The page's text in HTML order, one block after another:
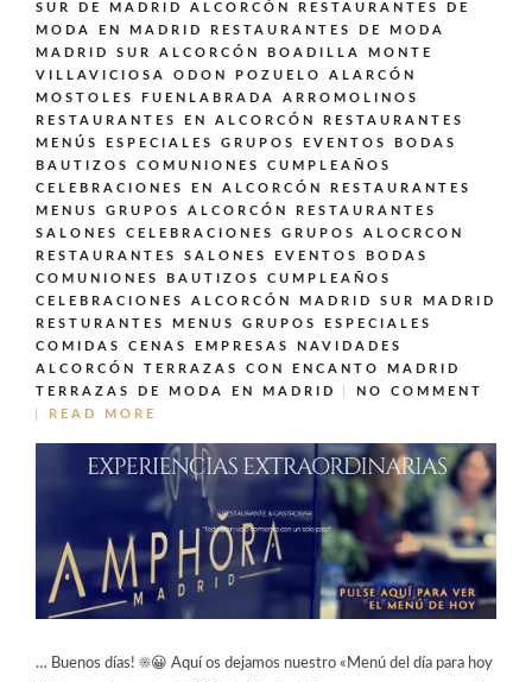
SUR DE MADRID ALCORCÓN
RESTAURANTES DE
MODA EN MADRID
RESTAURANTES DE MODA
MADRID SUR ALCORCÓN BOADILLA MONTE
VILLAVICIOSA ODON POZUELO ALARCÓN
MOSTOLES FUENLABRADA ARROMOLINOS
RESTAURANTES EN ALCORCÓN
RESTAURANTES
MENÚS ESPECIALES GRUPOS EVENTOS BODAS
BAUTIZOS COMUNIONES CUMPLEAÑOS
CELEBRACIONES EN ALCORCÓN
RESTAURANTES
MENUS GRUPOS ALCORCÓN
RESTAURANTES
SALONES CELEBRACIONES GRUPOS ALOCRCON
RESTAURANTES SALONES EVENTOS BODAS
COMUNIONES BAUTIZOS CUMPLEAÑOS
CELEBRACIONES ALCORCÓN MADRID SUR MADRID
RESTURANTES MENUS GRUPOS ESPECIALES
COMIDAS CENAS EMPRESAS NAVIDADES
ALCORCÓN
TERRAZAS CON ENCANTO MADRID
TERRAZAS DE MODA EN MADRID
NO COMMENT
READ MORE
… Buenos días! ☀️😀 Aquí os dejamos nuestro «Menú del día para hoy